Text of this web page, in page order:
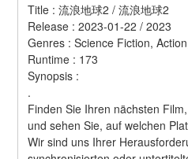
Title : 流浪地球2 / 流浪地球2
Release : 2023-01-22 / 2023
Genres : Science Fiction,
Runtime : 173
Synopsis :
.
Finden Sie Ihren nächsten
und sehen Sie, auf welchen
Wir sind uns Ihrer